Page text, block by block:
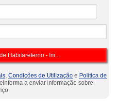
, Condições de Utilização e Política de
a enviar informação sobre